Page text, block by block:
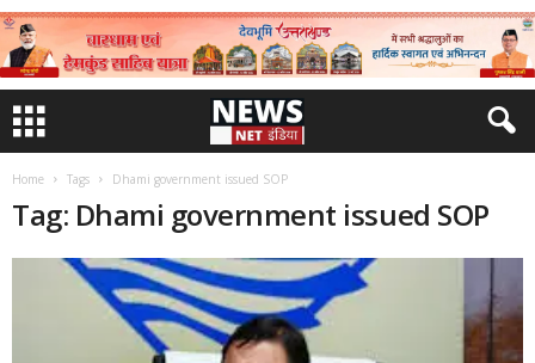
Home Tags Dhami government issued SOP
Tag: Dhami government issued SOP